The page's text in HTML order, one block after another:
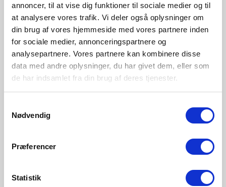
annoncer, til at vise dig funktioner til sociale medier og til
at analysere vores trafik. Vi deler også oplysninger om
din brug af vores hjemmeside med vores partnere inden
for sociale medier, annonceringspartnere og
analysepartnere. Vores partnere kan kombinere disse
data med andre oplysninger, du har givet dem, eller som
de har indsamlet fra din brug af deres tjenester.
Nødvendig
Præferencer
Statistik